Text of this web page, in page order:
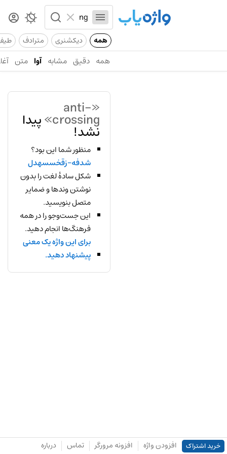
همه دیکشنری مترادف
همه دقیق مشابه آوا متن
«anti-
crossing» پیدا
نشد!
منظور شما این بود؟
شدفه-زقخسسهدل
شکل سادهٔ لغت را بدون
نوشتن وندها و ضمایر
متصل بنویسید.
این جست‌وجو را در همه
فرهنگ‌ها انجام دهید.
برای این واژه یک معنی
پیشنهاد دهید.
خرید اشتراک افزودن واژه افزونه مرورگر تماس درباره